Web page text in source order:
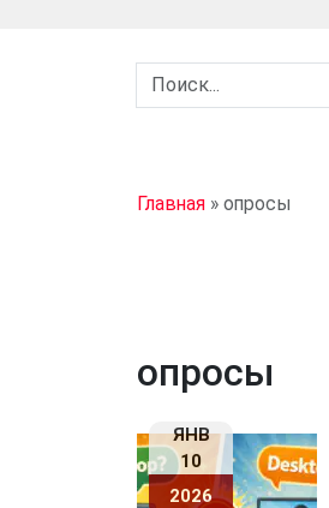
Главная » опросы
опросы
ЯНВ
10
2026